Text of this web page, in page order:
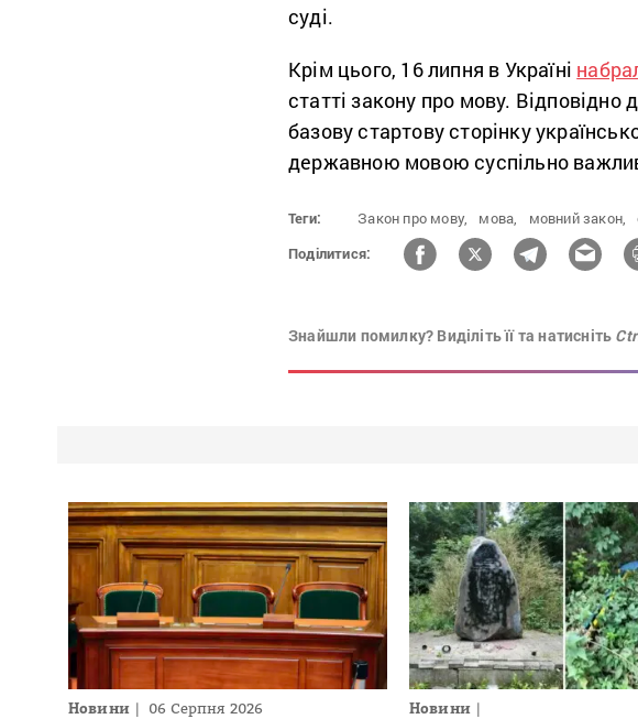
суді.
Крім цього, 16 липня в Україні
статті закону про мову. Відповідно
базову стартову сторінку
державною мовою суспільно
Теги: Закон про мову, мова, мовний закон,
Поділитися:
Знайшли помилку? Виділіть її та натисніть
Новини 06 Серпня 2026 Новини